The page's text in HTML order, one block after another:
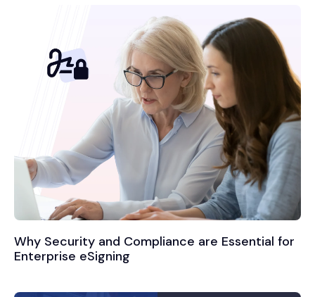
Why Security and Compliance are Essential for
Enterprise eSigning